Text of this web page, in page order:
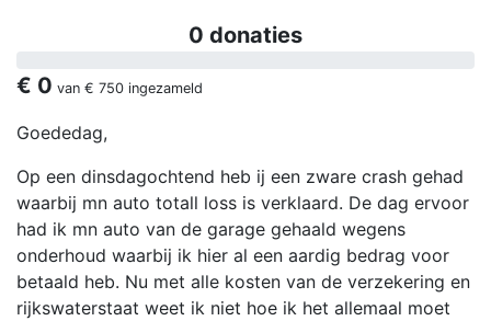
0 donaties
€ 0 van € 750 ingezameld
Goededag,
Op een dinsdagochtend heb ij een zware crash gehad
waarbij mn auto totall loss is verklaard. De dag ervoor
had ik mn auto van de garage gehaald wegens
onderhoud waarbij ik hier al een aardig bedrag voor
betaald heb. Nu met alle kosten van de verzekering en
rijkswaterstaat weet ik niet hoe ik het allemaal moet